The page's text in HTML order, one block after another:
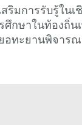
สริมการรับรู้ใน
กษาในท้องถิ่น
อทะยานพิจาร